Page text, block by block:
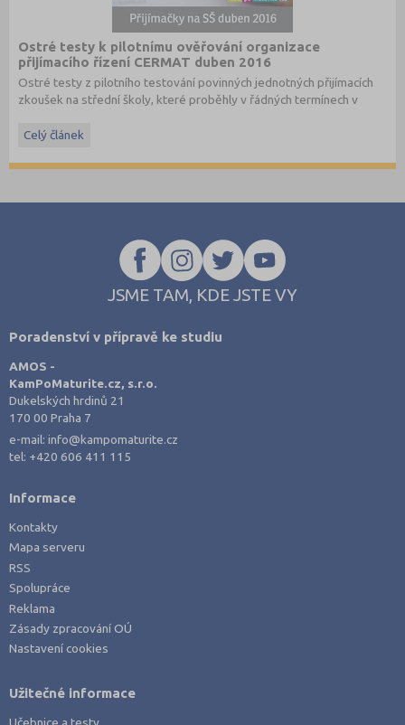
Ostré testy k pilotnímu ověřování organizace
přijímacího řízení CERMAT duben 2016
Ostré testy z pilotního testování povinných jednotných přijímacích
zkoušek na střední školy, které proběhly v řádných termínech v
Stáhněte si ostré i ilustrační testy
Celý článek
JSME TAM, KDE JSTE VY
Poradenství v přípravě ke studiu
AMOS -
KamPoMaturite.cz, s.r.o.
Dukelských hrdinů 21
170 00 Praha 7
e-mail:info@kampomaturite.cz
tel: +420 606 411 115
Informace
Kontakty
Mapa serveru
RSS
Spolupráce
Reklama
Zásady zpracování OÚ
Nastavení cookies
Užitečné informace